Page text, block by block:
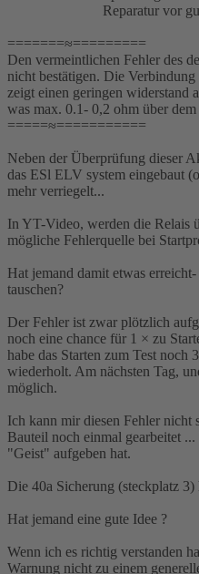
Reparatur vor
=======≈=========
Den vermeintlichen Fehler des
nicht bestätigen. Die
zeigt einen geringen widerstand
was max. 0.1- 0,2 ohm über
=====≈===========
Neben der Überprüfung dieser
das ESl ELV system eingebaut
mehr verriegelt...
In YT-Video, werden die Relais
mögliche Fehlerquelle bei
Hat jemand damit etwas
tauschen?
Der Fehler ist zwar plötzlich
noch eine chance für 1 × zu
habe das Starten zum Test noch
wiederholt. Am nächsten Tag,
möglich.
Ich kann mir diesen Fehler nicht
Bauteil noch einmal gearbeitet
"Geist" aufgeben hat.
Die 40a Sicherung (steckplatz 3)
Hat jemand eine gute Idee ?
Wenn ich es richtig verstanden
Warnung nicht zu einem